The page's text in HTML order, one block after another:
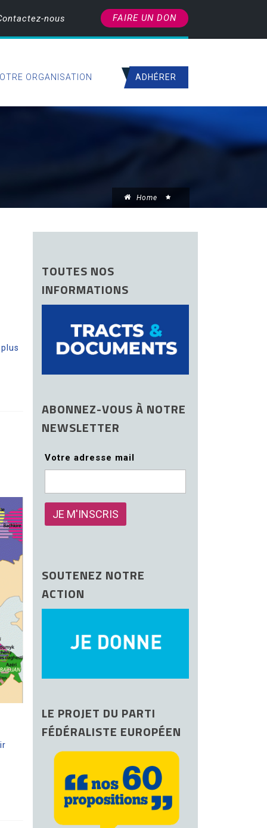
nous FAIRE UN DON
ORGANISATION ADHÉRER
Home
TOUTES NOS
INFORMATIONS
ABONNEZ-VOUS À NOTRE
NEWSLETTER
Votre adresse mail
SOUTENEZ NOTRE
ACTION
LE PROJET DU PARTI
FÉDÉRALISTE EUROPÉEN